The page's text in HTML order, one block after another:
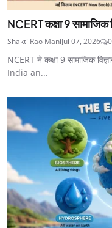
NCERT कक्षा 9 सामाजिक
Shakti Rao ManiJul 07, 2026 0
NCERT ने कक्षा 9 सामाजिक
India an...